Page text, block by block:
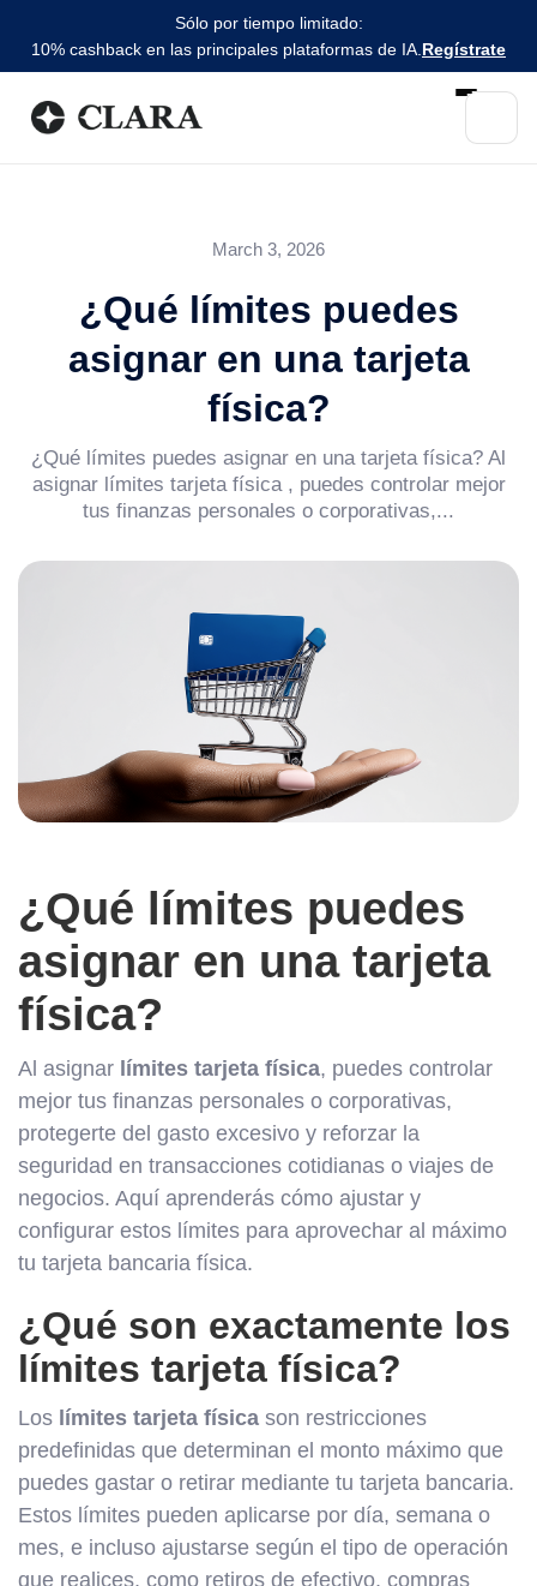
Sólo por tiempo limitado:
10% cashback en las principales plataformas de IA. Regístrate
March 3, 2026
¿Qué límites puedes
asignar en una tarjeta
física?
¿Qué límites puedes asignar en una tarjeta física? Al
asignar límites tarjeta física , puedes controlar mejor
tus finanzas personales o corporativas,...
¿Qué límites puedes
asignar en una tarjeta
física?
Al asignar límites tarjeta física, puedes controlar
mejor tus finanzas personales o corporativas,
protegerte del gasto excesivo y reforzar la
seguridad en transacciones cotidianas o viajes de
negocios. Aquí aprenderás cómo ajustar y
configurar estos límites para aprovechar al máximo
tu tarjeta bancaria física.
¿Qué son exactamente los
límites tarjeta física?
Los límites tarjeta física son restricciones
predefinidas que determinan el monto máximo que
puedes gastar o retirar mediante tu tarjeta bancaria.
Estos límites pueden aplicarse por día, semana o
mes, e incluso ajustarse según el tipo de operación
que realices, como retiros de efectivo, compras